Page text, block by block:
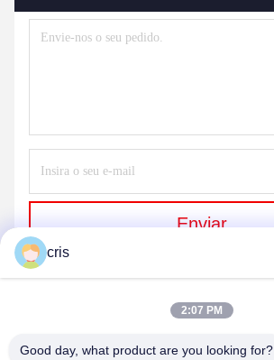
Enviar
cris
2:07 PM
Good day, what product are you looking for?